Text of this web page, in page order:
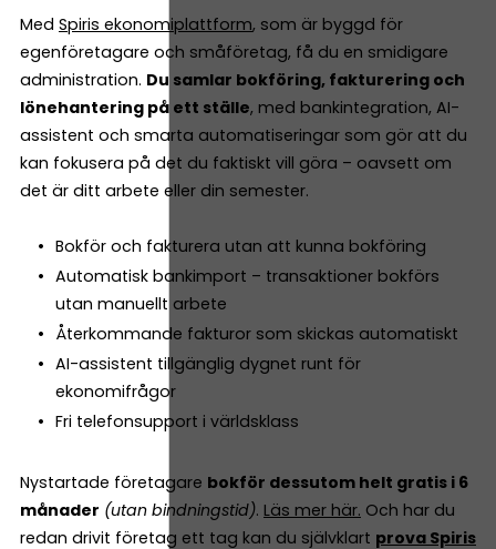
Med Spiris ekonomiplattform, som är byggd för
egenföretagare och småföretag, få du en smidigare
administration. Du samlar bokföring, fakturering och
lönehantering på ett ställe, med bankintegration, AI-
assistent och smarta automatiseringar som gör att du
kan fokusera på det du faktiskt vill göra – oavsett om
det är ditt arbete eller din semester.
Bokför och fakturera utan att kunna bokföring
Automatisk bankimport – transaktioner bokförs
utan manuellt arbete
Återkommande fakturor som skickas automatiskt
AI-assistent tillgänglig dygnet runt för
ekonomifrågor
Fri telefonsupport i världsklass
Nystartade företagare bokför dessutom helt gratis i 6
månader (utan bindningstid). Läs mer här. Och har du
redan drivit företag ett tag kan du självklart prova Spiris